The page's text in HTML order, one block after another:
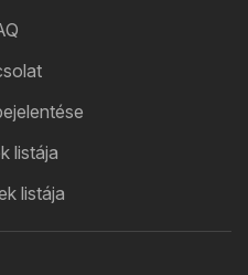
listája
listája